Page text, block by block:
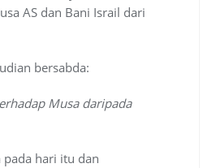
AS dan Bani Israil dari
bersabda:
Musa daripada
pada hari itu dan